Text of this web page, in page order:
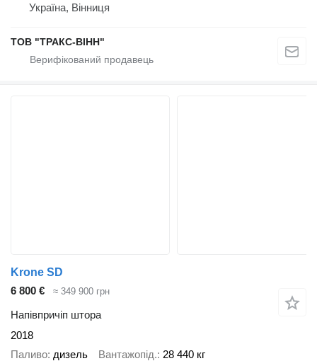
Україна, Вінниця
ТОВ "ТРАКС-ВІНН"
Krone SD
6 800 €
≈ 349 900 грн
Напівпричіп штора
2018
Паливо дизель Вантажопід. 28 440 кг